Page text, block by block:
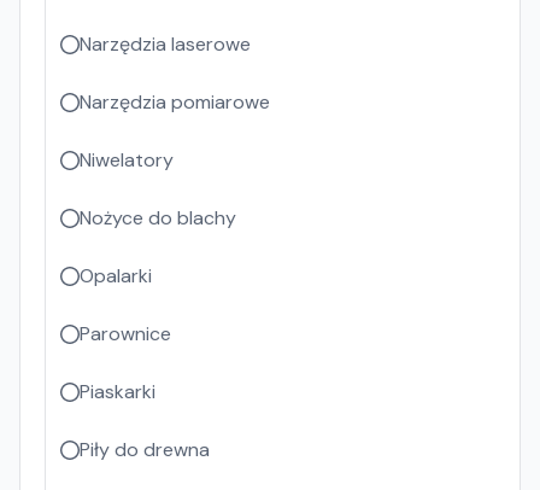
Narzędzia laserowe
Narzędzia pomiarowe
Niwelatory
Nożyce do blachy
Opalarki
Parownice
Piaskarki
Piły do drewna